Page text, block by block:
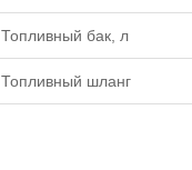
Топливный бак, л
Топливный шланг